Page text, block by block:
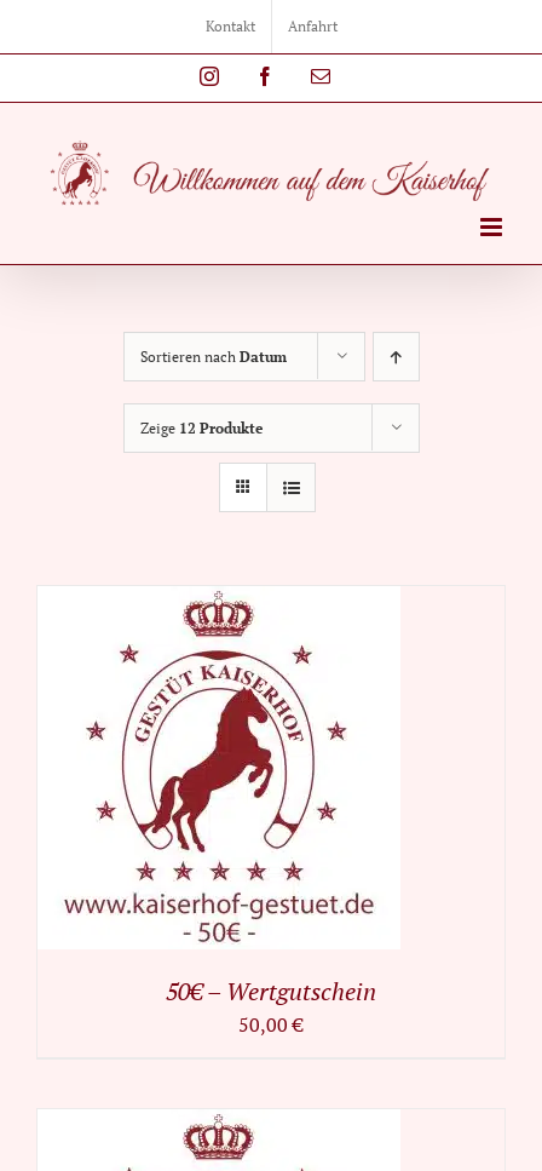
Kontakt Anfahrt
InstagramFacebook
E-
Sortieren nach Datum
Zeige 12 Produkte
50€ – Wertgutschein
50,00€